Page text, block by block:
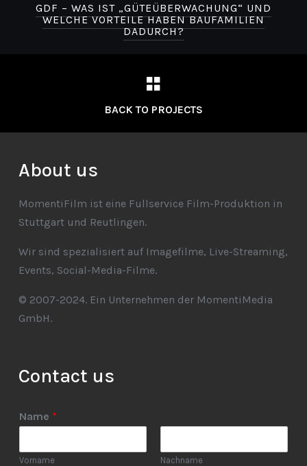
GDF – WAS IST „GÜTEÜBERWACHUNG“ UND
WELCHE VORTEILE HABEN BAUFAMILIEN
DADURCH?
BACK TO PROJECTS
About us
MomentiFilm ist eine Fullservice Film-Produktion in
Stuttgart und Reutlingen.
Wir sind spezialisiert auf Imagefilme, Live-Streaming,
Events, Social-Media-Filme.
© 2007-2024. Ein Unternehmen der MomentiMedia
GmbH.
Contact us
Name *
Vorname Nachname